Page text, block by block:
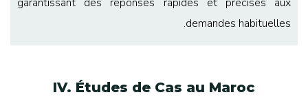
demandes habituelles.
IV. Études de Cas au Maroc